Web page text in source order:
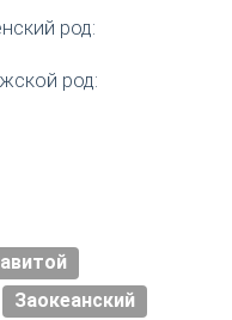
род:
род:
Заокеанский